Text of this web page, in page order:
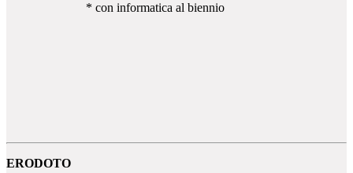
* con informatica al biennio
ERODOTO